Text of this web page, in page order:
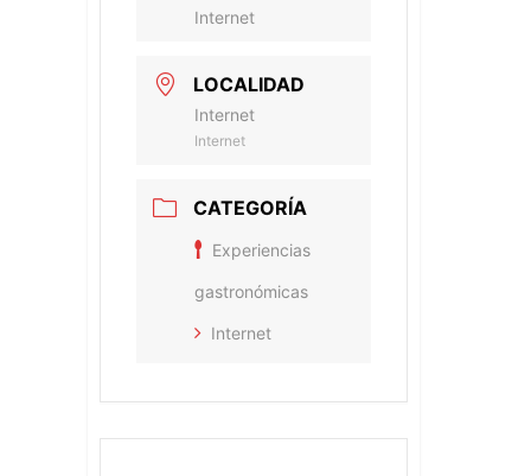
Internet
LOCALIDAD
Internet
Internet
CATEGORÍA
Experiencias
gastronómicas
Internet